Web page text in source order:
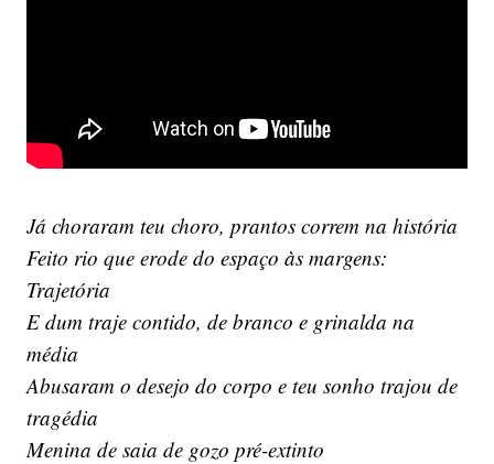
Já choraram teu choro, prantos correm na história
Feito rio que erode do espaço às margens:
Trajetória
E dum traje contido, de branco e grinalda na
média
Abusaram o desejo do corpo e teu sonho trajou de
tragédia
Menina de saia de gozo pré-extinto